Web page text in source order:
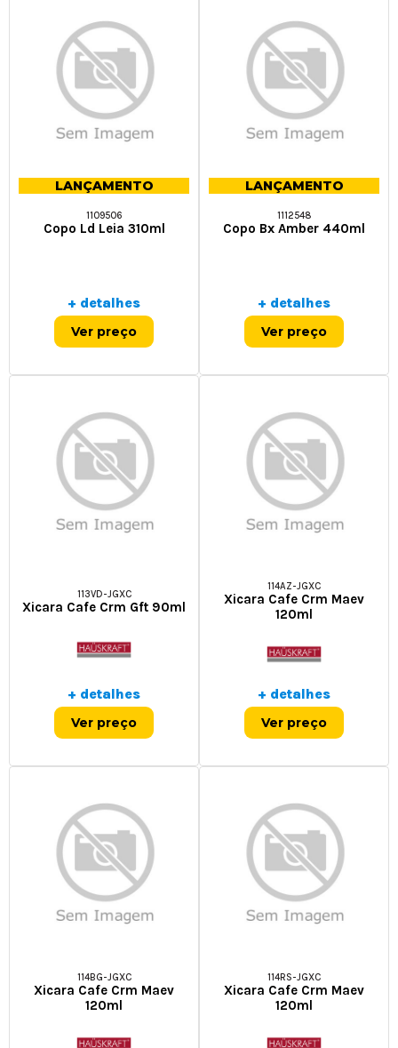
LANÇAMENTO
1109506
Copo Ld Leia 310ml
+ detalhes
Ver preço
LANÇAMENTO
1112548
Copo Bx Amber 440ml
+ detalhes
Ver preço
113VD-JGXC
Xicara Cafe Crm Gft 90ml
+ detalhes
Ver preço
114AZ-JGXC
Xicara Cafe Crm Maev
120ml
+ detalhes
Ver preço
114BG-JGXC
Xicara Cafe Crm Maev
120ml
114RS-JGXC
Xicara Cafe Crm Maev
120ml